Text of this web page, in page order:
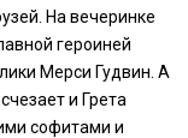
На вечеринке
героиней
Мерси Гудвин. А
и Грета
софитами и